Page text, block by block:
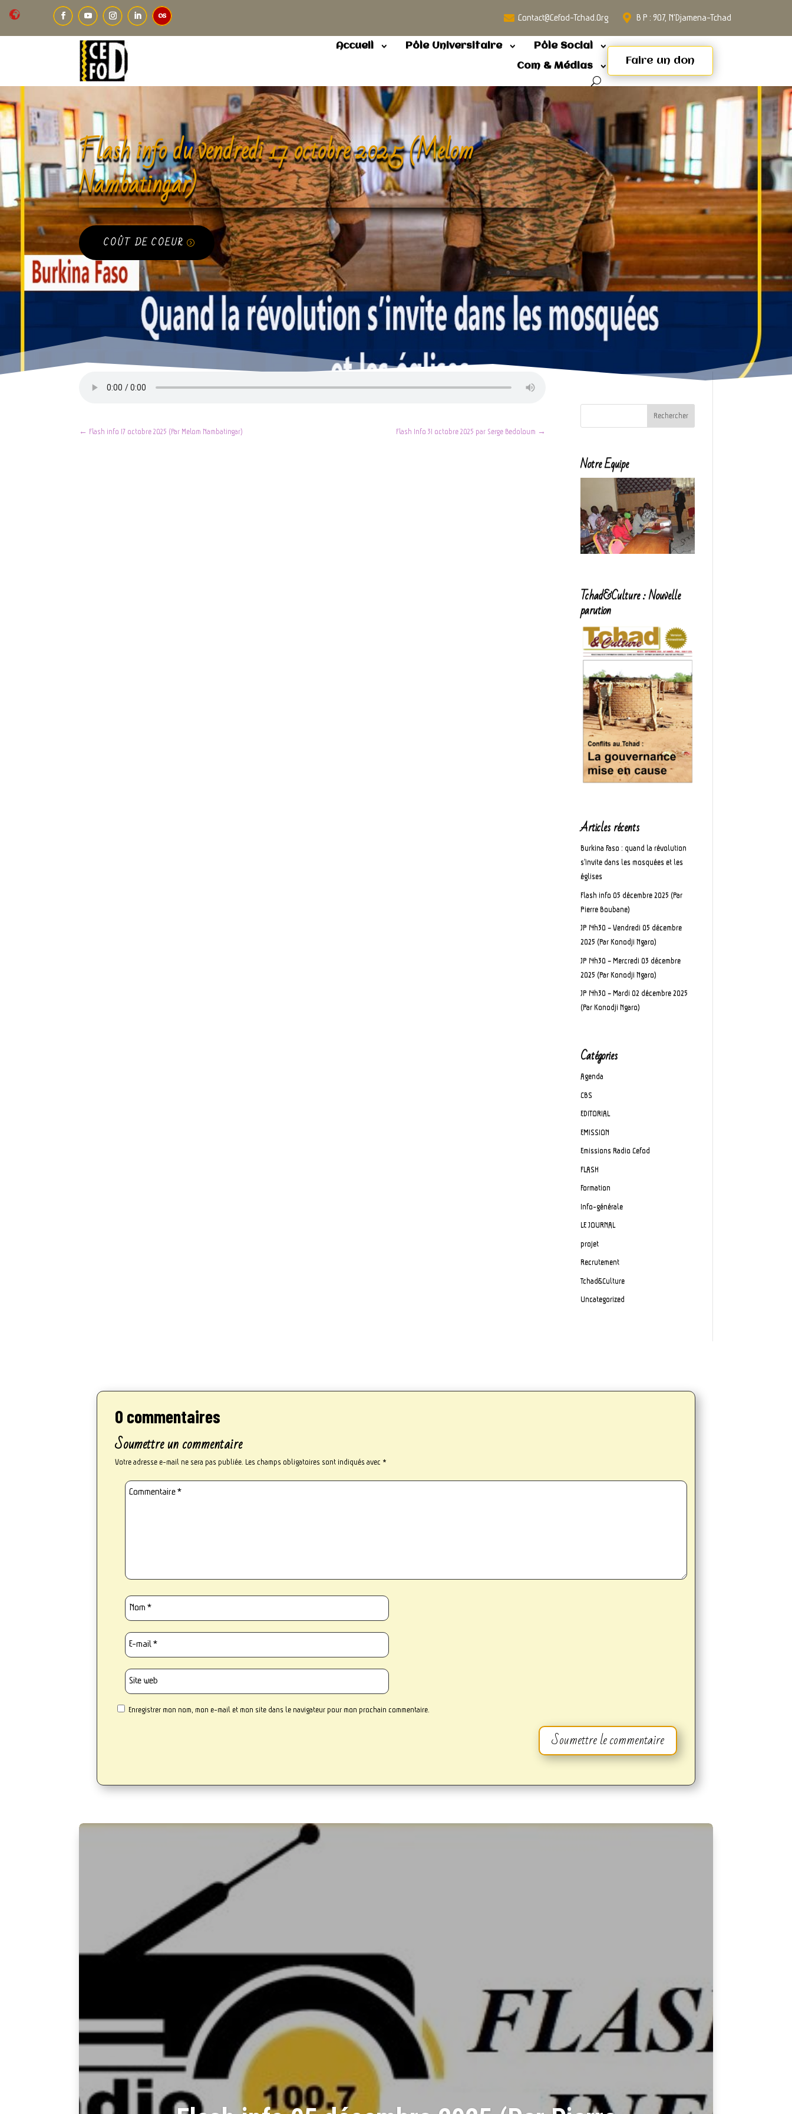
Contact@cefod-Tchad.org B P : 907, N'Djamena-Tchad
Accueil Pôle Universitaire
Pôle Social
Com & Médias
Faire un don
Flash info du vendredi 17 octobre 2025 (Melom
Nambatingar)
COÛT DE COEUR
← Flash info 17 octobre 2025 (Par Melom Nambatingar) Flash Info 31 octobre 2025 par Serge Bedoloum →
Notre Equipe
Tchad&Culture : Nouvelle
parution
Articles récents
Burkina Faso : quand la révolution
s’invite dans les mosquées et les
églises
Flash info 05 décembre 2025 (Par
Pierre Boubane)
JP 14h30 – Vendredi 05 décembre
2025 (Par Konodji Ngaro)
JP 14h30 – Mercredi 03 décembre
2025 (Par Konodji Ngaro)
JP 14h30 – Mardi 02 décembre 2025
(Par Konodji Ngaro)
Catégories
Agenda
CBS
EDITORIAL
EMISSION
Emissions Radio Cefod
FLASH
Formation
Info-générale
LE JOURNAL
projet
Recrutement
Tchad&Culture
Uncategorized
0 commentaires
Soumettre un commentaire
Votre adresse e-mail ne sera pas publiée. Les champs obligatoires sont indiqués avec *
Enregistrer mon nom, mon e-mail et mon site dans le navigateur pour mon prochain commentaire.
Soumettre le commentaire